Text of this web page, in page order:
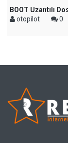
BOOT Uzantılı
otopilot
0